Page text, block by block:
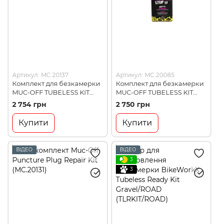
Артикул: MC.20137
Комплект для безкамерки
MUC-OFF TUBELESS KIT
ULITM ROAD 21mm
(MC.20137)
2 754 грн
Купити
Артикул: MC.20085
Комплект для безкамерки
MUC-OFF TUBELESS KIT
XC/GRAVEL 25mm
(MC.20085)
2 750 грн
Купити
ВІДЕО
ВІДЕО
3
3